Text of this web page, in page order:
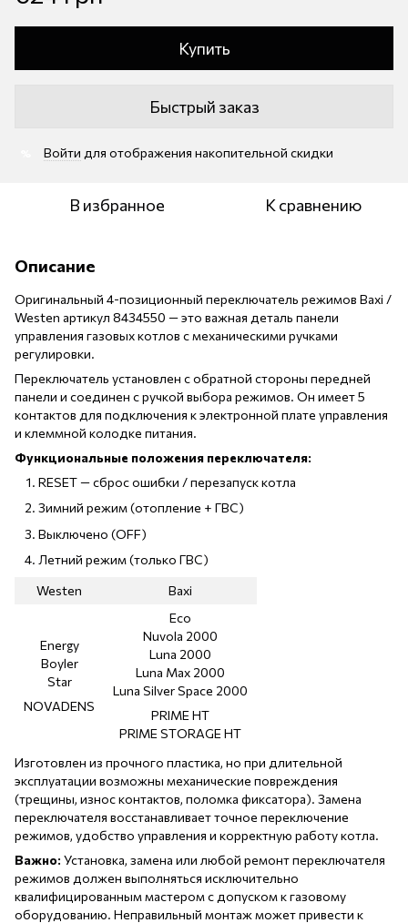
Купить
Быстрый заказ
Войти для отображения накопительной скидки
В избранное К сравнению
Описание
Оригинальный 4-позиционный переключатель режимов Baxi /
Westen артикул 8434550 — это важная деталь панели
управления газовых котлов с механическими ручками
регулировки.
Переключатель установлен с обратной стороны передней
панели и соединен с ручкой выбора режимов. Он имеет 5
контактов для подключения к электронной плате управления
и клеммной колодке питания.
Функциональные положения переключателя:
RESET — сброс ошибки / перезапуск котла
Зимний режим (отопление + ГВС)
Выключено (OFF)
Летний режим (только ГВС)
Westen
Baxi
Energy
Boyler
Star
NOVADENS
Eco
Nuvola 2000
Luna 2000
Luna Max 2000
Luna Silver Space 2000
PRIME HT
PRIME STORAGE HT
Изготовлен из прочного пластика, но при длительной
эксплуатации возможны механические повреждения
(трещины, износ контактов, поломка фиксатора). Замена
переключателя восстанавливает точное переключение
режимов, удобство управления и корректную работу котла.
Важно: Установка, замена или любой ремонт переключателя
режимов должен выполняться исключительно
квалифицированным мастером с допуском к газовому
оборудованию. Неправильный монтаж может привести к